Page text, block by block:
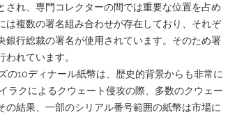
され、専門コレクターの間では重要な位置を占め
は複数の署名組み合わせが存在しており、それぞ
銀行総裁の署名が使用されています。そのため署
れています。
の10ディナール紙幣は、歴史的背景からも非常に
ラクによるクウェート侵攻の際、多数のクウェー
の結果、一部のシリアル番号範囲の紙幣は市場に